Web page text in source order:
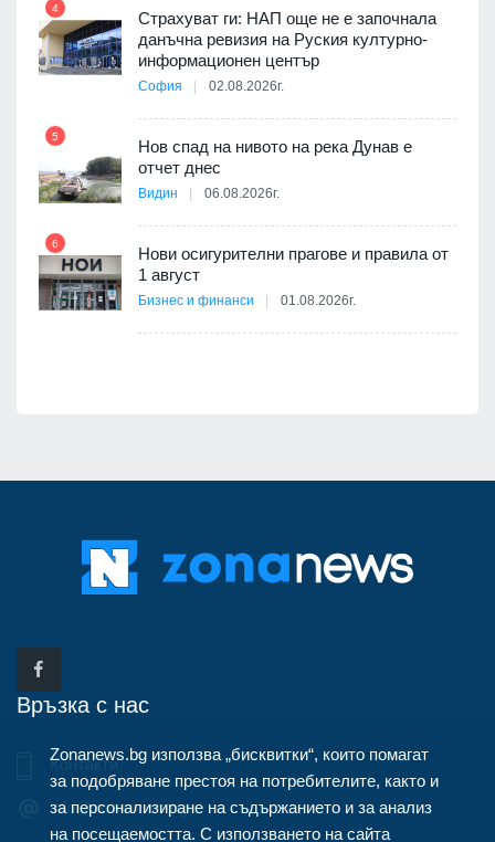
4
Страхуват ги: НАП още не е започнала
данъчна ревизия на Руския културно-
информационен център
София 02.08.2026г.
5
Нов спад на нивото на река Дунав е
отчет днес
Видин 06.08.2026г.
6
Нови осигурителни прагове и правила от
1 август
Бизнес и финанси 01.08.2026г.
Връзка с нас
Контакти
info@zonanews.bg
Zonanews.bg използва „бисквитки“, които помагат
за подобряване престоя на потребителите, както и
за персонализиране на съдържанието и за анализ
на посещаемостта. С използването на сайта